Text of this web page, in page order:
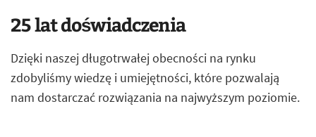
25 lat doświadczenia
Dzięki naszej długotrwałej obecności na rynku
zdobyliśmy wiedzę i umiejętności, które pozwalają
nam dostarczać rozwiązania na najwyższym poziomie.